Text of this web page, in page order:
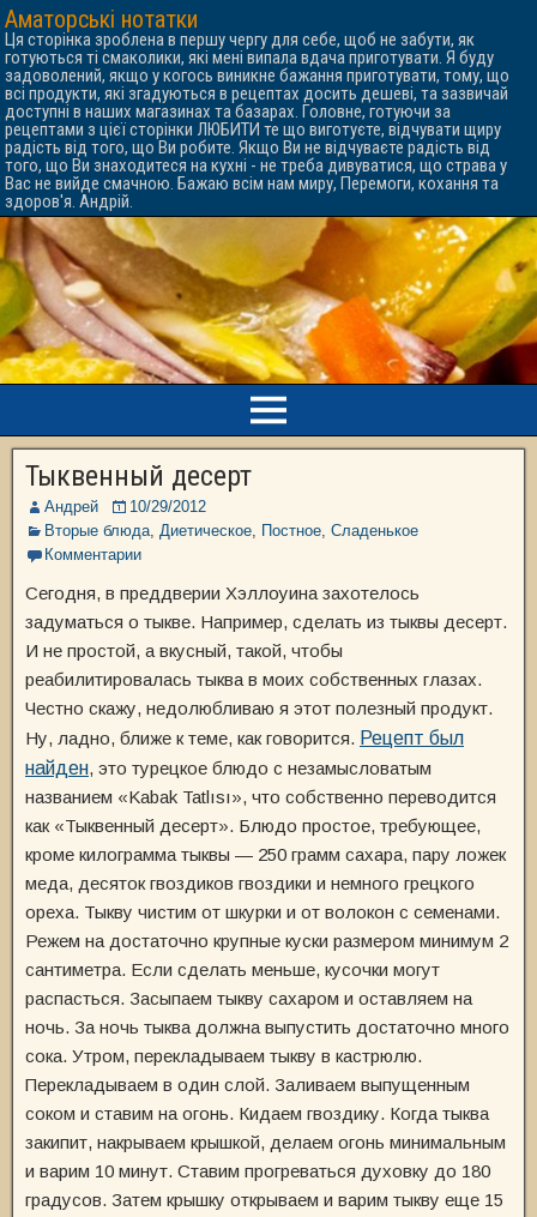
Аматорські нотатки
Ця сторінка зроблена в першу чергу для себе, щоб не забути, як
готуються ті смаколики, які мені випала вдача приготувати. Я буду
задоволений, якщо у когось виникне бажання приготувати, тому, що
всі продукти, які згадуються в рецептах досить дешеві, та зазвичай
доступні в наших магазинах та базарах. Головне, готуючи за
рецептами з цієї сторінки ЛЮБИТИ те що виготуєте, відчувати щиру
радість від того, що Ви робите. Якщо Ви не відчуваєте радість від
того, що Ви знаходитеся на кухні - не треба дивуватися, що страва у
Вас не вийде смачною. Бажаю всім нам миру, Перемоги, кохання та
здоров'я. Андрій.
Тыквенный десерт
Андрей
10/29/2012
Вторые блюда, Диетическое, Постное, Сладенькое
Комментарии
Сегодня, в преддверии Хэллоуина захотелось
задуматься о тыкве. Например, сделать из тыквы десерт.
И не простой, а вкусный, такой, чтобы
реабилитировалась тыква в моих собственных глазах.
Честно скажу, недолюбливаю я этот полезный продукт.
Ну, ладно, ближе к теме, как говорится. Рецепт был
найден, это турецкое блюдо с незамысловатым
названием «Kabak Tatlısı», что собственно переводится
как «Тыквенный десерт». Блюдо простое, требующее,
кроме килограмма тыквы — 250 грамм сахара, пару ложек
меда, десяток гвоздиков гвоздики и немного грецкого
ореха. Тыкву чистим от шкурки и от волокон с семенами.
Режем на достаточно крупные куски размером минимум 2
сантиметра. Если сделать меньше, кусочки могут
распасться. Засыпаем тыкву сахаром и оставляем на
ночь. За ночь тыква должна выпустить достаточно много
сока. Утром, перекладываем тыкву в кастрюлю.
Перекладываем в один слой. Заливаем выпущенным
соком и ставим на огонь. Кидаем гвоздику. Когда тыква
закипит, накрываем крышкой, делаем огонь минимальным
и варим 10 минут. Ставим прогреваться духовку до 180
градусов. Затем крышку открываем и варим тыкву еще 15